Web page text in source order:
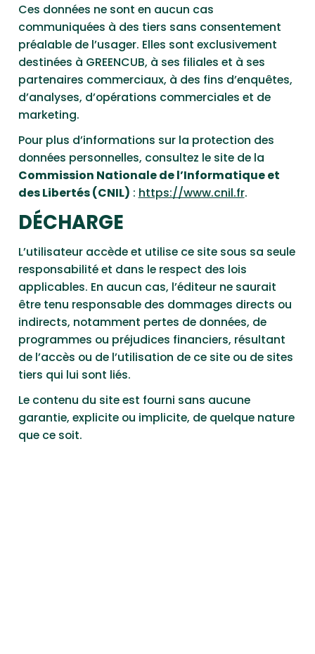
Ces données ne sont en aucun cas
communiquées à des tiers sans consentement
préalable de l’usager. Elles sont exclusivement
destinées à GREENCUB, à ses filiales et à ses
partenaires commerciaux, à des fins d’enquêtes,
d’analyses, d’opérations commerciales et de
marketing.
Pour plus d’informations sur la protection des
données personnelles, consultez le site de la
Commission Nationale de l’Informatique et
des Libertés (CNIL) : https://www.cnil.fr.
DÉCHARGE
L’utilisateur accède et utilise ce site sous sa seule
responsabilité et dans le respect des lois
applicables. En aucun cas, l’éditeur ne saurait
être tenu responsable des dommages directs ou
indirects, notamment pertes de données, de
programmes ou préjudices financiers, résultant
de l’accès ou de l’utilisation de ce site ou de sites
tiers qui lui sont liés.
Le contenu du site est fourni sans aucune
garantie, explicite ou implicite, de quelque nature
que ce soit.